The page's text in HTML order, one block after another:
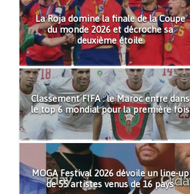
La Roja domine la finale de la Coupe
du monde 2026 et décroche sa
deuxième étoile
Classement FIFA : le Maroc entre dans
le top 6 mondial pour la première fois
MOGA Festival 2026 dévoile un line-up
de 55 artistes venus de 16 pays